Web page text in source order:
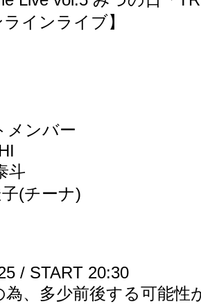
ラインライブ】
メンバー
斗
(チーナ)
/ START 20:30
、多少前後する可能性